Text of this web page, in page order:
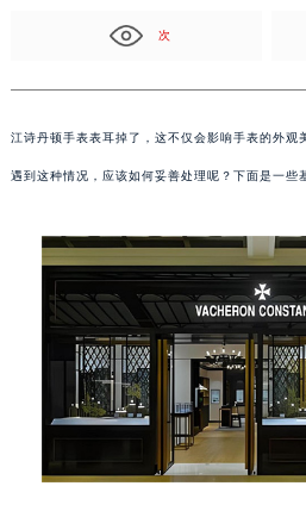
次
江诗丹顿手表表耳掉了，这不仅会影响手表的外观
遇到这种情况，应该如何妥善处理呢？下面是一些